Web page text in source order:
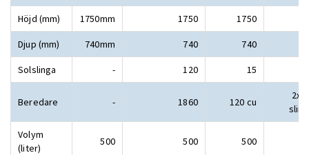
Höjd (mm) 1750mm 1750 1750
Djup (mm) 740mm 740 740
Solslinga - 120 15
Beredare - 1860 120 cu
Volym
(liter)
500 500 500